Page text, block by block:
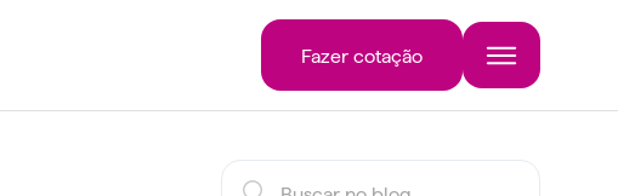
Fazer cotação